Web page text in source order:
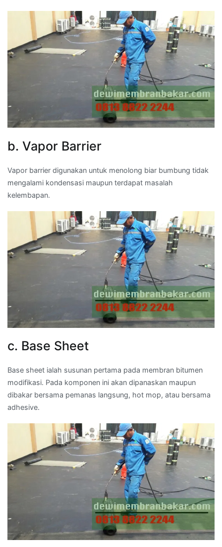
b. Vapor Barrier
Vapor barrier digunakan untuk menolong biar bumbung tidak
mengalami kondensasi maupun terdapat masalah
kelembapan.
c. Base Sheet
Base sheet ialah susunan pertama pada membran bitumen
modifikasi. Pada komponen ini akan dipanaskan maupun
dibakar bersama pemanas langsung, hot mop, atau bersama
adhesive.